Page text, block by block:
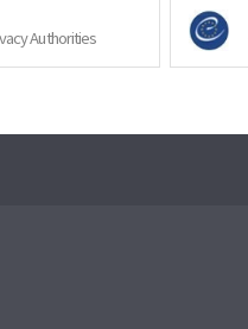
Authorities